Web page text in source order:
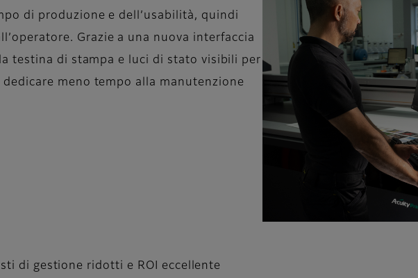
di produzione e dell’usabilità, quindi
Grazie a una nuova interfaccia
testina di stampa e luci di stato visibili per
meno tempo alla manutenzione
di gestione ridotti e ROI eccellente